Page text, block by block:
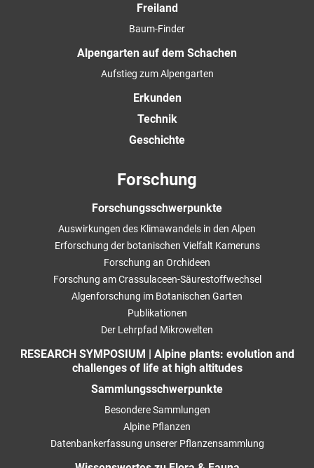
Freiland
Baum-Finder
Alpengarten auf dem Schachen
Aufstieg zum Alpengarten
Erkunden
Technik
Geschichte
Forschung
Forschungsschwerpunkte
Auswirkungen des Klimawandels in den Alpen
Erforschung der botanischen Vielfalt Kameruns
Forschung an Orchideen
Forschung am Crassulaceen-Säurestoffwechsel
Algenforschung im Botanischen Garten
Publikationen
Der Lehrpfad Mikrowelten
RESEARCH SYMPOSIUM | Alpine plants: evolution and
challenges of life at high altitudes
Sammlungsschwerpunkte
Besondere Sammlungen
Alpine Pflanzen
Datenbankerfassung unserer Pflanzensammlung